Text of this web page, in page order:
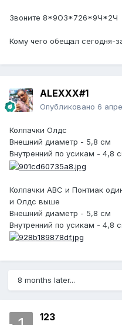
Звоните 8*9ОЗ*726*9Ч*2Ч
Кому чего обещал сегодня-
ALEXXX#1
Опубликовано 6
Колпачки Олдс
Внешний диаметр - 5,8 см
Внутренний по усикам - 4,8
Колпачки АВС и Понтиак
и Олдс выше
Внешний диаметр - 5,8 см
Внутренний по усикам - 4,8
8 months later...
123